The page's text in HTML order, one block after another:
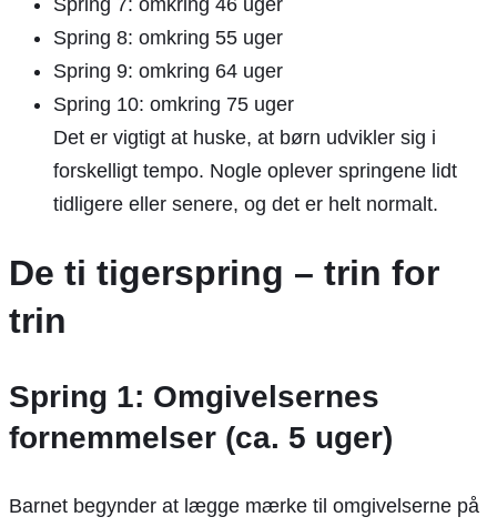
Spring 8: omkring 55 uger
Spring 9: omkring 64 uger
Spring 10: omkring 75 uger
Det er vigtigt at huske, at børn udvikler sig i
forskelligt tempo. Nogle oplever springene lidt
tidligere eller senere, og det er helt normalt.
De ti tigerspring – trin for
trin
Spring 1: Omgivelsernes
fornemmelser (ca. 5 uger)
Barnet begynder at lægge mærke til omgivelserne på